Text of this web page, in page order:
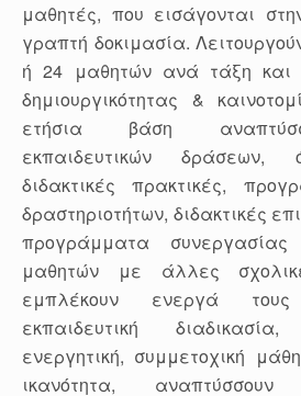
μαθητές, που εισάγονται
γραπτή δοκιμασία.
ή 24 μαθητών ανά τάξη και
δημιουργικότητας &
ετήσια βάση
εκπαιδευτικών δράσεων,
διδακτικές πρακτικές,
δραστηριοτήτων, διδακτικές
προγράμματα
μαθητών με άλλες
εμπλέκουν ενεργά
εκπαιδευτική
ενεργητική, συμμετοχική
ικανότητα,